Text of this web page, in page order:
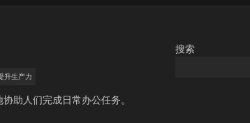
升生产力
助人们完成日常办公任务。
搜索